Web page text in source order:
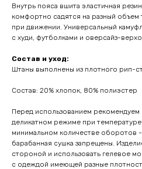
Внутрь пояса вшита эластичная
комфортно садятся на разный
при движении. Универсальный
с худи, футболками и оверсайз-
Состав и уход:
Штаны выполнены из плотного рип-
Состав: 20% хлопок, 80% полиэстер
Перед использованием рекомендуем
деликатном режиме при
минимальном количестве оборотов
барабанная сушка запрещены.
стороной и использовать гелевое
с одеждой имеющей разные